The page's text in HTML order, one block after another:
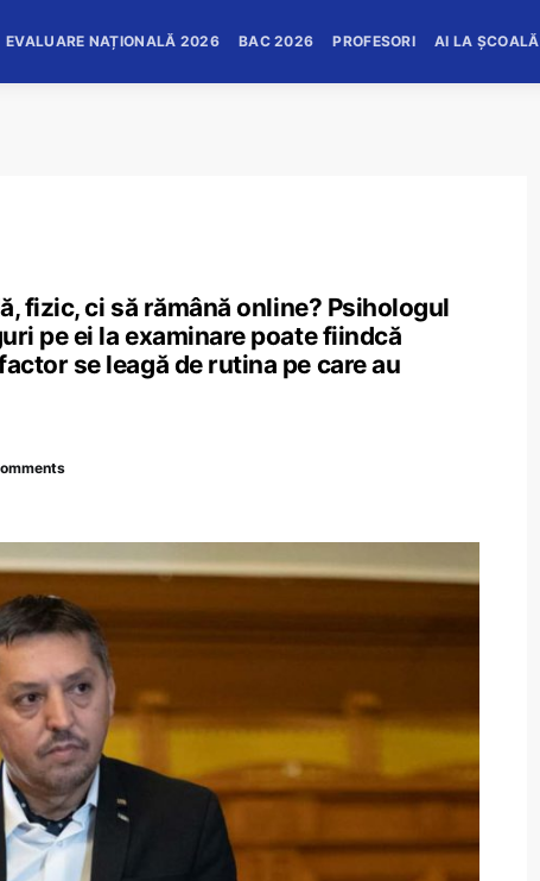
EVALUARE NAȚIONALĂ 2026 BAC 2026 PROFESORI AI LA ȘCOALĂ
fizic, ci să rămână online? Psihologul
pe ei la examinare poate fiindcă
se leagă de rutina pe care au